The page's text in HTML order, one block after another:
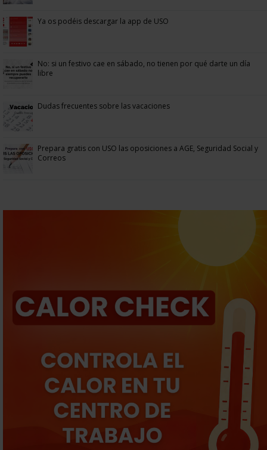
Ya os podéis descargar la app de USO
No: si un festivo cae en sábado, no tienen por qué darte un día
libre
Dudas frecuentes sobre las vacaciones
Prepara gratis con USO las oposiciones a AGE, Seguridad Social y
Correos